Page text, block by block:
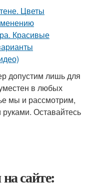
допустим лишь для
в любых
мы и рассмотрим,
руками. Оставайтесь
сайте: